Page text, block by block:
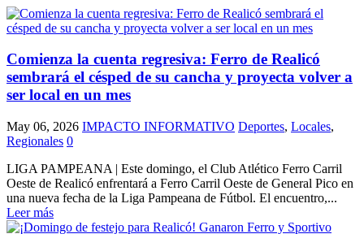
Comienza la cuenta regresiva: Ferro de Realicó
sembrará el césped de su cancha y proyecta volver a
ser local en un mes
May 06, 2026 IMPACTO INFORMATIVO Deportes, Locales,
Regionales 0
LIGA PAMPEANA | Este domingo, el Club Atlético Ferro Carril
Oeste de Realicó enfrentará a Ferro Carril Oeste de General Pico en
una nueva fecha de la Liga Pampeana de Fútbol. El encuentro,...
Leer más